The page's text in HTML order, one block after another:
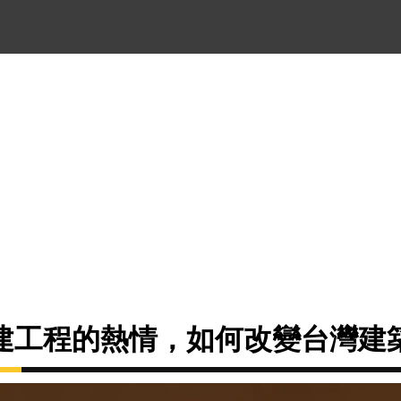
工程的熱情，如何改變台灣建